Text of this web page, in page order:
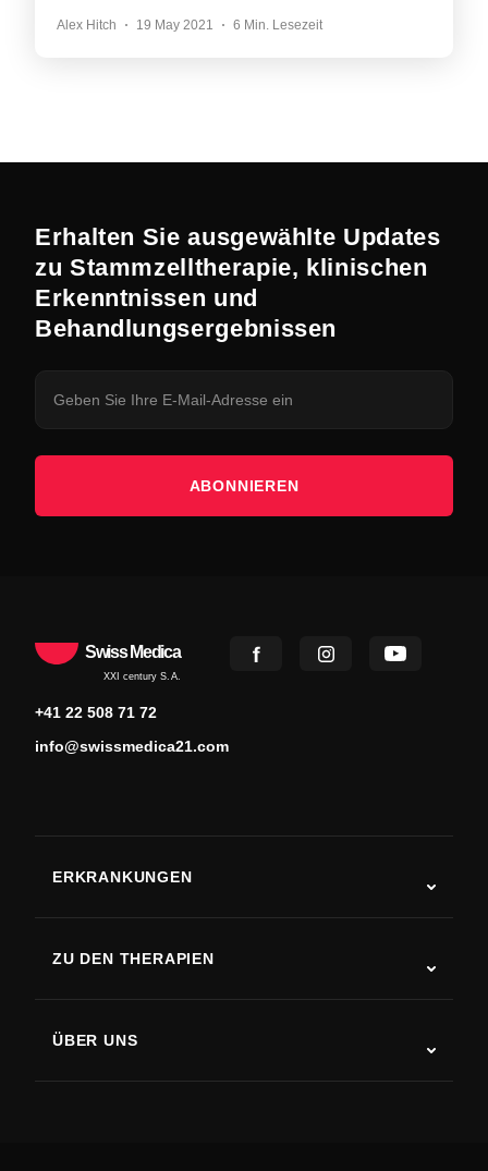
Alex Hitch 19 May 2021 6 Min. Lesezeit
Erhalten Sie ausgewählte Updates
zu Stammzelltherapie, klinischen
Erkenntnissen und
Behandlungsergebnissen
ABONNIEREN
Swiss Medica
XXI century S.A.
+41 22 508 71 72
info@swissmedica21.com
ERKRANKUNGEN
Parkinson-Krankheit
Arthritis
ZU DEN THERAPIEN
ÜBER UNS